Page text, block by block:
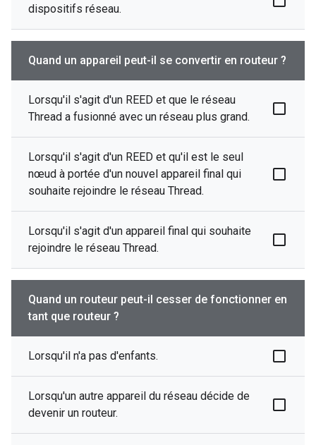
dispositifs réseau.
Quand un appareil peut-il se convertir en routeur ?
Lorsqu'il s'agit d'un REED et que le réseau
Thread a fusionné avec un réseau plus grand.
Lorsqu'il s'agit d'un REED et qu'il est le seul
nœud à portée d'un nouvel appareil final qui
souhaite rejoindre le réseau Thread.
Lorsqu'il s'agit d'un appareil final qui souhaite
rejoindre le réseau Thread.
Quand un routeur peut-il cesser de fonctionner en
tant que routeur ?
Lorsqu'il n'a pas d'enfants.
Lorsqu'un autre appareil du réseau décide de
devenir un routeur.